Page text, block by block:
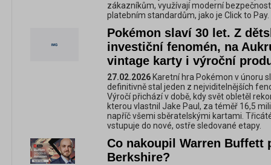
zákazníkům, využívají moderní
platebním standardům, jako je Click to Pay.
Pokémon slaví 30 let. Z
investiční fenomén, na
vintage karty i výroční
27.02.2026 Karetní hra Pokémon v únoru
definitivně stal jeden z nejviditelnějších
Výročí přichází v době, kdy svět obletěl
kterou vlastnil Jake Paul, za téměř 16,5
napříč všemi sběratelskými kartami.
vstupuje do nové, ostře sledované etapy.
Co nakoupil Warren Buffett
Berkshire?